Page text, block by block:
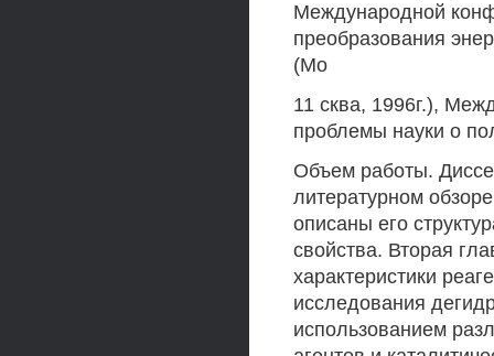
Международной
преобразования
(Мо
11 сква, 1996г.),
проблемы науки о
Объем работы.
литературном
описаны его
свойства. Вторая
характеристики
исследования
использованием